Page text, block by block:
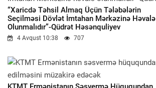
“Xaricdə Təhsil Almaq Üçün Tələbələrin
Seçilməsi Dövlət İmtahan Mərkəzinə Həvalə
Olunmalıdır”-Qüdrət Həsənquliyev
4 Avqust 10:38 707